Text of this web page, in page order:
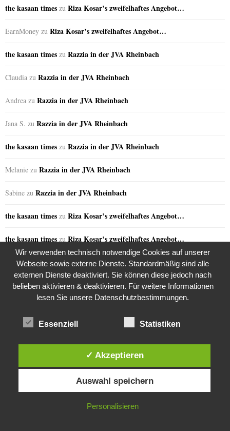
the kasaan times zu Riza Kosar’s zweifelhaftes Angebot…
EarnMoney zu Riza Kosar’s zweifelhaftes Angebot…
the kasaan times zu Razzia in der JVA Rheinbach
Claudia zu Razzia in der JVA Rheinbach
Andrea zu Razzia in der JVA Rheinbach
Jana S. zu Razzia in der JVA Rheinbach
the kasaan times zu Razzia in der JVA Rheinbach
Melanie zu Razzia in der JVA Rheinbach
Sabine zu Razzia in der JVA Rheinbach
the kasaan times zu Riza Kosar’s zweifelhaftes Angebot…
the kasaan times zu Riza Kosar’s zweifelhaftes Angebot…
the kasaan timeszuRiza Kosar’s zweifelhaftes Angebot…
the kasaan timeszuRiza Kosar’s zweifelhaftes Angebot…
GERN GELESEN
Diese Website verwendet Cookies. Durch die weitere Nutzung dieser
Website stimmst du der Verwendung von Cookies zu.
IN ORDNUNG
Wir verwenden technisch notwendige Cookies auf unserer
Webseite sowie externe Dienste. Standardmäßig sind alle
externen Dienste deaktiviert. Sie können diese jedoch nach
belieben aktivieren & deaktivieren. Für weitere Informationen
lesen Sie unsere Datenschutzbestimmungen.
Essenziell Statistiken
✓ Akzeptieren
Auswahl speichern
Personalisieren